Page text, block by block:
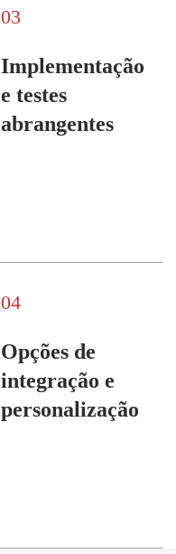
03
Implementação
e testes
abrangentes
04
Opções de
integração e
personalização